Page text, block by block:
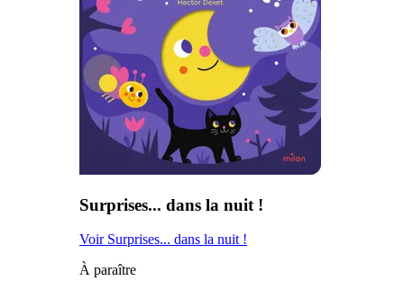
Surprises... dans la nuit !
Voir Surprises... dans la nuit !
À paraître